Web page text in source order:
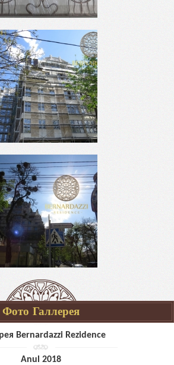
Фото Галлерея
Bernardazzi Rezidence
Anul 2018